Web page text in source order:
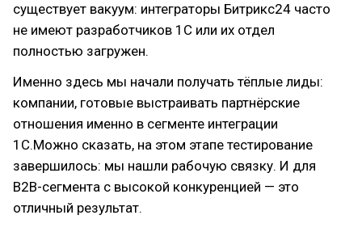
существует вакуум: интеграторы Битрикс24 часто
не имеют разработчиков 1С или их отдел
полностью загружен.
Именно здесь мы начали получать тёплые лиды:
компании, готовые выстраивать партнёрские
отношения именно в сегменте интеграции
1С.Можно сказать, на этом этапе тестирование
завершилось: мы нашли рабочую связку. И для
B2B-сегмента с высокой конкуренцией — это
отличный результат.